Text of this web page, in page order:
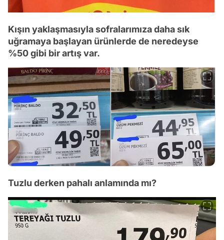
Kışın yaklaşmasıyla sofralarımıza daha sık
uğramaya başlayan ürünlerde de neredeyse
%50 gibi bir artış var.
Tuzlu derken pahalı anlamında mı?